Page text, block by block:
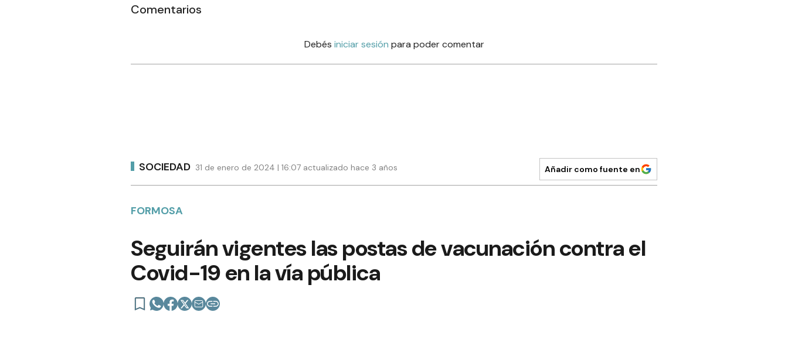
Comentarios
Debés iniciar sesión para poder comentar
SOCIEDAD 31 de enero de 2024 | 16:07 actualizado hace 3 años Añadir como fuente en
FORMOSA
Seguirán vigentes las postas de vacunación contra el
Covid-19 en la vía pública